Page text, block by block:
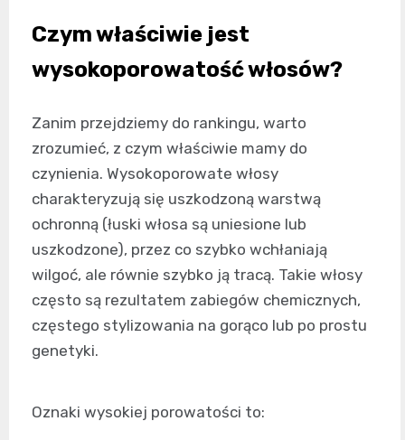
Czym właściwie jest
wysokoporowatość włosów?
Zanim przejdziemy do rankingu, warto
zrozumieć, z czym właściwie mamy do
czynienia. Wysokoporowate włosy
charakteryzują się uszkodzoną warstwą
ochronną (łuski włosa są uniesione lub
uszkodzone), przez co szybko wchłaniają
wilgoć, ale równie szybko ją tracą. Takie włosy
często są rezultatem zabiegów chemicznych,
częstego stylizowania na gorąco lub po prostu
genetyki.
Oznaki wysokiej porowatości to: